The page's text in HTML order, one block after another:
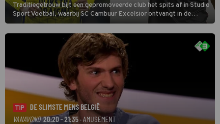
Traditiegetrouw bijt een gepromoveerde club het spits af in Studio
Sport Voetbal, waarbij SC Cambuur Excelsior ontvangt in de
eerste wedstrijd van het nieuwe Eredivisieseizoen. De nieuwe
oefenmeester is Johan Plat en hij wil aanvallend voetballen.
TIP
DE SLIMSTE MENS BELGIË
VANAVOND 20:20 - 21:35· AMUSEMENT